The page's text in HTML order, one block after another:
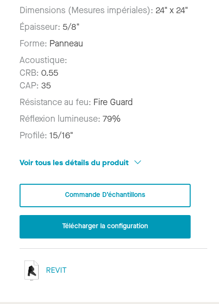
Dimensions (Mesures impériales): 24" x 24"
Épaisseur: 5/8"
Forme: Panneau
Acoustique:
CRB: 0.55
CAP: 35
Résistance au feu: Fire Guard
Réflexion lumineuse: 79%
Profilé: 15/16"
Voir tous les détails du produit
Commande D’échantillons
Télécharger la configuration
REVIT